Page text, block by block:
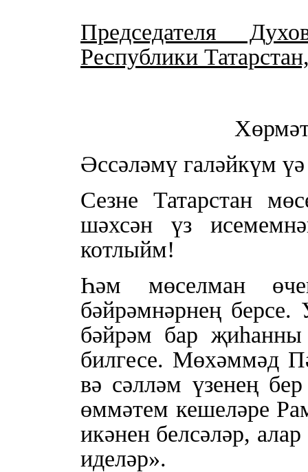
Председателя
Республики
Әссәләмү галәйкүм
Сезне Татарстан
шәхсән үз
котлыйм!
Һәм мөселман
бәйрәмнәрнең берсе.
бәйрәм бар җиһанны
билгесе. Мөхәммәд
вә сәлләм үзенең
өммәтем кешеләре
икәнен белсәләр,
иделәр».